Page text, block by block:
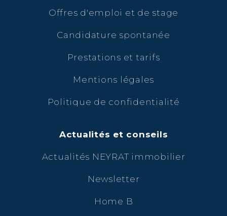
Offres d'emploi et de stage
Candidature spontanée
Prestations et tarifs
Mentions légales
Politique de confidentialité
Actualités et conseils
Actualités NEYRAT immobilier
Newsletter
Home B